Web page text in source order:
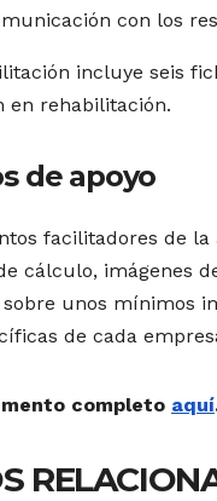
con los
incluye seis
en rehabilitación.
de apoyo
facilitadores de
cálculo, imágenes
unos mínimos
de cada
completo aquí